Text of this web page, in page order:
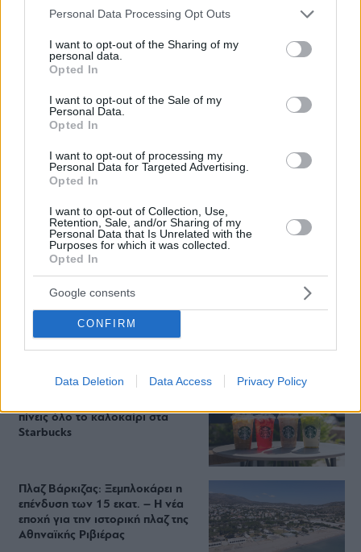
Please note that this website/app uses one or more Google
not limited to your visit or usage behaviour. You may click to
grant or deny consent to Google and its third-party tags to
use your data for below specified purposes in below Google
consent section.
Personal Data Processing Opt Outs
I want to opt-out of the Sharing of my
personal data.
Opted In
I want to opt-out of the Sale of my
Personal Data.
Opted In
I want to opt-out of processing my
Personal Data for Targeted Advertising.
Opted In
I want to opt-out of Collection, Use,
Retention, Sale, and/or Sharing of my
Personal Data that Is Unrelated with the
Purposes for which it was collected.
Opted In
Google consents
CONFIRM
Data Deletion Data Access Privacy Policy
Staks: Πώς μια cool καντίνα προσγειώθηκε (και
ρίζωσε) σε ένα αθέατο οικόπεδο στην Ανάβυσσο
στο κύμα: Γιατί στο Bolivar πας
(και) για το φαγητό του
Περιπέτεια, χαλάρωση ή δροσιά;
πίνεις όλο το καλοκαίρι στα
Starbucks
Πλαζ Βάρκιζας: Ξεμπλοκάρει η
επένδυση των 15 εκατ. – Η νέα
εποχή για την ιστορική πλαζ της
Αθηναϊκής Ριβιέρας